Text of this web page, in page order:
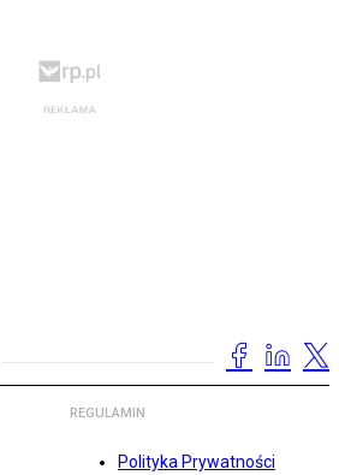
REGULAMIN
Polityka Prywatności